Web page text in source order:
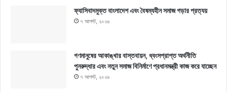
ফ্যাসিবাদমুক্ত বাংলাদেশ এবং বৈষম্যহীন সমাজ গড়ার প্রত্যয়
৭ আগস্ট, ২০২৬
গণমানুষের আকাঙ্খার বাস্তবায়ন, ধ্বংসপ্রাপ্ত অর্থনীতি
পুনরুদ্ধার এবং নতুন সমাজ বিনির্মাণে প্রধানমন্ত্রী কাজ করে যাচ্ছেন
৭ আগস্ট, ২০২৬